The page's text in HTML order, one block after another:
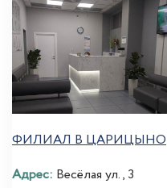
ФИЛИАЛ В ЦАРИЦЫНО
Адрес: Весёлая ул., 3